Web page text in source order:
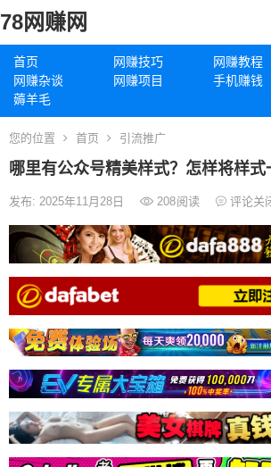
78网赚网
首页 网赚技巧 网赚教程
网赚杂谈
网赚项目 手机赚钱
薅羊毛
您的位置 首页 引流推广
哪里有公众号精美样式？怎样将样式
发布: 2025年11月28日 208阅读 评论关